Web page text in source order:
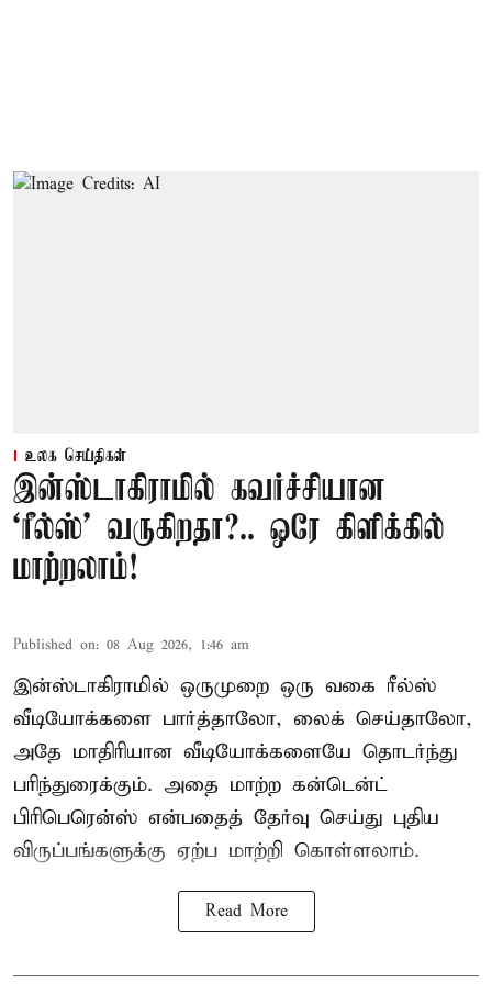
உலக செய்திகள்
இன்ஸ்டாகிராமில் கவர்ச்சியான
‘ரீல்ஸ்’ வருகிறதா?.. ஒரே கிளிக்கில்
மாற்றலாம்!
Published on: 08 Aug 2026, 1:46 am
இன்ஸ்டாகிராமில் ஒருமுறை ஒரு வகை ரீல்ஸ்
வீடியோக்களை பார்த்தாலோ, லைக் செய்தாலோ,
அதே மாதிரியான வீடியோக்களையே தொடர்ந்து
பரிந்துரைக்கும். அதை மாற்ற கன்டென்ட்
பிரிபெரென்ஸ் என்பதைத் தேர்வு செய்து புதிய
விருப்பங்களுக்கு ஏற்ப மாற்றி கொள்ளலாம்.
Read More